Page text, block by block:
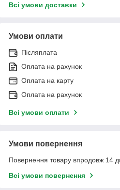
Всі умови доставки
Умови оплати
Післяплата
Оплата на рахунок
Оплата на карту
Оплата на рахунок
Всі умови оплати
Умови повернення
Повернення товару впродовж 14
Всі умови повернення